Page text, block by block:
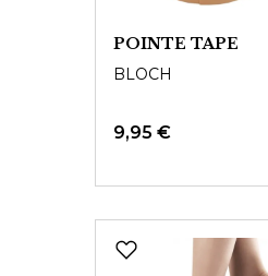
POINTE TAPE
BLOCH
9,95 €